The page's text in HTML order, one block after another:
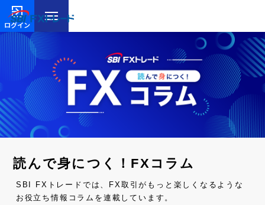
ログイン
読んで身につく！FXコラム
SBI FXトレードでは、FX取引がもっと楽しくなるような
お役立ち情報コラムを連載しています。